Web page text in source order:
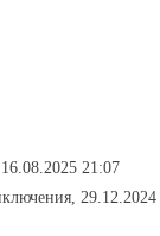
21:07
29.12.2024